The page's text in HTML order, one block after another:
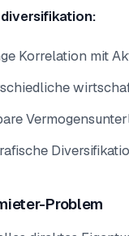
Korrelation mit
Problem